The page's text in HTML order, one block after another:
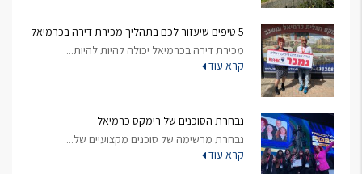
5 טיפים שיעזור לכם בתהליך מכירת דירה בכרמיאל
מכירת דירה בכרמיאל יכולה להיות להיות...
קרא עוד
נבחרת הסוכנים של רימקס כרמיאל
נבחרת מרשימה של סוכנים מקצועיים של...
קרא עוד